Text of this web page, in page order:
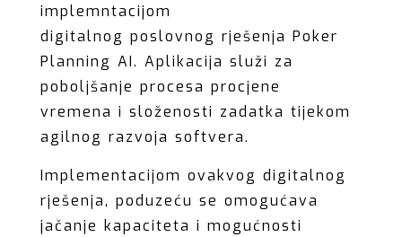
implemntacijom
digitalnog poslovnog rješenja Poker
Planning AI. Aplikacija služi za
poboljšanje procesa procjene
vremena i složenosti zadatka tijekom
agilnog razvoja softvera.
Implementacijom ovakvog digitalnog
rješenja, poduzeću se omogućava
jačanje kapaciteta i mogućnosti